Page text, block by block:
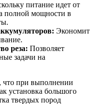
питание идет от
полной мощности в
Экономит
реза: Позволяет
задачи на
что при выполнении
установка большого
твердых пород